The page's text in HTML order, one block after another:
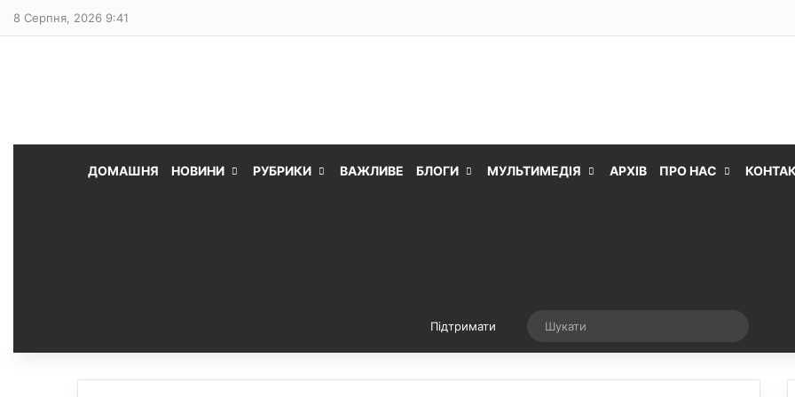
8 Серпня, 2026 9:41
ДОМАШНЯ НОВИНИ РУБРИКИ ВАЖЛИВЕ БЛОГИ МУЛЬТИМЕДІЯ АРХІВ ПРО НАС
Підтримати Випадкова стаття